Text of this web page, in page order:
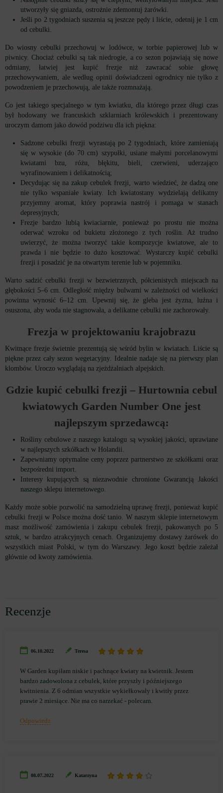
utworzyły się gniazda, ostrożnie zdemontuj żarówki.
Jeśli po 2 tygodniach suszenia są jeszcze pędy i liście, odetnij je 1 cm
od cebulki.
Do wiosny cebulki przechowuj w lodówce, w torbie papierowej lub w
piwnicy. Chociaż cebulki są tak niedrogie, a co sezon pojawiają się nowe
odmiany, łatwiej jest kupić frezje niż zawracać sobie głowę
przechowywaniem, ale według opinii doświadczeni ogrodnicy nie tylko z
powodzeniem je przechowują, ale także rozmnażają.
Co jest takiego specjalnego w tym kwiatku, dla którego przez długi czas
był hodowany we francuskich szklarniach królewskich i prezentowany
uroczym damom jako dowód podziwu dla ich piękna:
Sadzone cebulki frezji wyrastają po 2 tygodniach, które zamieniają
się w wysokie (do 70 cm) szypułki, usiane małymi porcelanowymi
kwiatami bzu, różu, błękitu, bieli, czerwieni, uderzająco
wyrafinowaniem i delikatnością;
Decydując się na zakup cebulek frezji, warto wiedzieć, że dadzą one
nie tylko wspaniałe kwiaty. Ich kwiatostany wydzielają delikatny
przyjemny aromat, który poprawia nastrój i pomaga w stanach
depresyjnych;
Frezje bardzo lubią kwiaciarnie, ponieważ po prostu nie można
oderwać wzroku od bukietu złożonego z tych roślin. Aż trudno
uwierzyć, że można tworzyć takie kompozycje kwiatowe, ale to
prawda i nie będzie to dużo kosztować. Wystarczy kupić cebulki
frezji i posadzić je na otwartym terenie lub w pojemniku.
Warto sadzić cebulki frezji w bezwietrznych, półcienistych miejscach na
głębokości 5–6 cm. Odległość między bulwami w zależności od wielkości
powinna wynosić 6–12 cm. Upewnij się, że gleba jest żyzna, luźna i
osuszona, aby woda nie stagnowała, a delikatne cebulki nie zachorowały.
Frezja w projektowaniu krajobrazu
Kwitnące frezje świetnie prezentują się wśród bylin w kwiatach. Liście są
piękne przez cały sezon wegetacyjny. Idealnie nadaje się na pierwszy plan
klombów. Uroczo wyglądają na zjeżdżalniach alpejskich.
Gdzie kupić cebulki frezji – Hurtownia cebul
kwiatowych Garden Number One jest
najlepszym sprzedawcą:
Rośliny cebulowe z naszego katalogu są wysokiej jakości, uprawiane
w najlepszych szkółkach w Holandii.
Zapewniamy optymalne ceny poprzez partnerstwo ze szkółkami oraz
bezpośredni import.
Interesy kupujących są niezawodnie chronione Gwarancją Jakości
naszego sklepu internetowego.
Każdy może sobie pozwolić na samodzielną uprawę frezji, ponieważ kupić
cebulki frezji w Polsce można dość tanio. W naszym sklepie internetowym
masz możliwość zamówienia i zakupu cebulek frezji, pakowanych po 5
sztuk, w bardzo atrakcyjnych cenach. Organizujemy dostawy żarówek do
wszystkich miast Polski, w tym do Warszawy. Jego koszt będzie zależał
głównie od kwoty zamówienia.
Recenzje
06.10.2022 Teresa
W Garden kupiłam niskie i pachnące kwiaty na kwietnik. Jestem
bardzo zadowolona z cebulek, które przyszły i późniejszego
kwitnienia. Z 6 odmian wszystkie wykiełkowały i kwitły przez
prawie 2 miesiące. Nie ma co narzekać - polecam.
Odpowiedz
08.07.2022 Katarzyna